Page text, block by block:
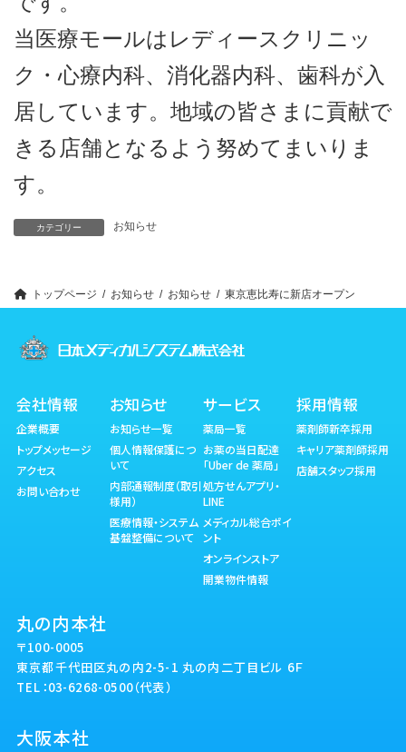
当医療モールはレディースクリニッ
ク・心療内科、消化器内科、歯科が入
居しています。地域の皆さまに貢献で
きる店舗となるよう努めてまいりま
す。
カテゴリー お知らせ
トップページ お知らせ お知らせ 東京恵比寿に新店オープン
丸の内本社
〒100-0005
東京都千代田区丸の内2-5-1 丸の内二丁目ビル 6Ｆ
TEL：03-6268-0500（代表）
大阪本社
会社情報
企業概要
トップメッセージ
アクセス
お問い合わせ
お知らせ
お知らせ一覧
個人情報保護につ
いて
内部通報制度（取引
様用）
医療情報・システム
基盤整備について
サービス
薬局一覧
お薬の当日配達
「Uber de 薬局」
処方せんアプリ・
LINE
メディカル総合ポイ
ント
オンラインストア
開業物件情報
採用情報
薬剤師新卒採用
キャリア薬剤師採用
店舗スタッフ採用